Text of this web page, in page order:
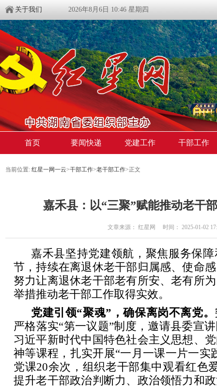
关于我们 2026年8月6日 10:46 星期四
首页 要闻快递 党建工作 干部工作
当前位置: 红星一网一云>干部工作>老干部工作>正文
嘉禾县：以“三聚”赋能推动老干
文章来源： 红星网 时间： 2025-01-02
嘉禾县坚持党建领航，聚焦服务保
节，持续在离退休老干部归属感、使命
努力让离退休老干部老有所安、老有所
举措推动老干部工作取得实效。
党建引领“聚魂”，确保离岗不离党。
严格落实“第一议题”制度，邀请县委宣
习近平新时代中国特色社会主义思想、
神等课程，扎实开展“一月一课一片一实
党课20余次，组织老干部集中观看红色
提升老干部政治判断力、政治领悟力和